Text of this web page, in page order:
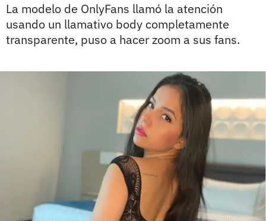
La modelo de OnlyFans llamó la atención
usando un llamativo body completamente
transparente, puso a hacer zoom a sus fans.